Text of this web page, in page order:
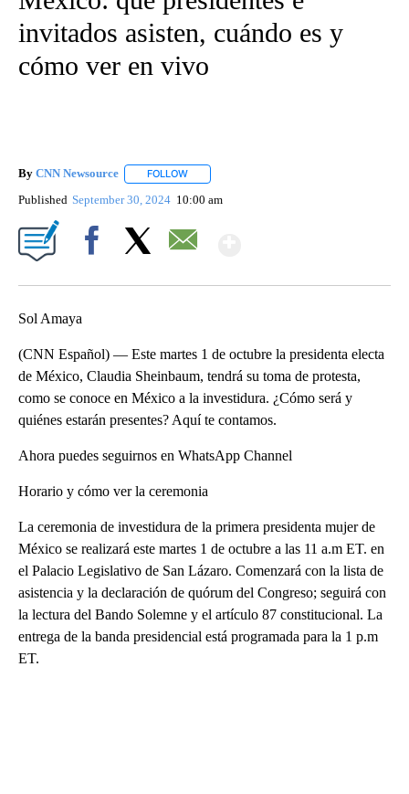
invitados asisten, cuándo es y
cómo ver en vivo
By CNN Newsource FOLLOW
Published September 30, 2024 10:00 am
Sol Amaya
(CNN Español) — Este martes 1 de octubre la presidenta electa
de México, Claudia Sheinbaum, tendrá su toma de protesta,
como se conoce en México a la investidura. ¿Cómo será y
quiénes estarán presentes? Aquí te contamos.
Ahora puedes seguirnos en WhatsApp Channel
Horario y cómo ver la ceremonia
La ceremonia de investidura de la primera presidenta mujer de
México se realizará este martes 1 de octubre a las 11 a.m ET. en
el Palacio Legislativo de San Lázaro. Comenzará con la lista de
asistencia y la declaración de quórum del Congreso; seguirá con
la lectura del Bando Solemne y el artículo 87 constitucional. La
entrega de la banda presidencial está programada para la 1 p.m
ET.